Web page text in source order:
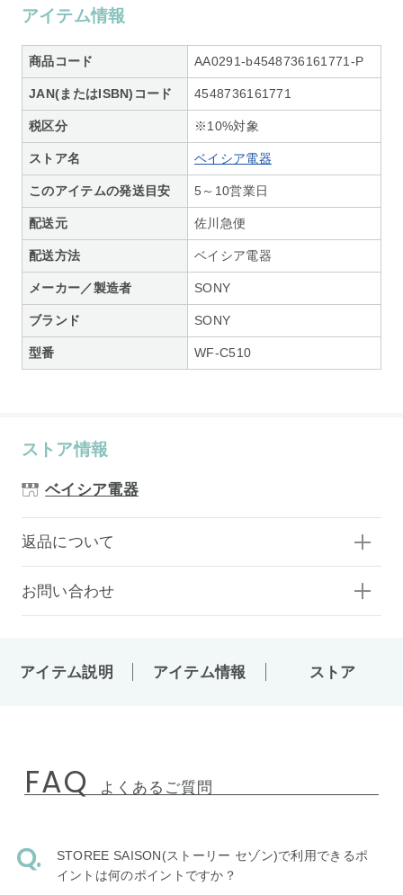
アイテム情報
商品コード AA0291-b4548736161771-P
JAN(またはISBN)コード 4548736161771
税区分 ※10%対象
ストア名 ベイシア電器
このアイテムの発送目安 5～10営業日
配送元 佐川急便
配送方法 ベイシア電器
メーカー／製造者 SONY
ブランド SONY
型番 WF-C510
ストア情報
ベイシア電器
返品について
お問い合わせ
アイテム説明 アイテム情報 ストア
FAQ よくあるご質問
STOREE SAISON(ストーリー セゾン)で利用できるポ
イントは何のポイントですか？